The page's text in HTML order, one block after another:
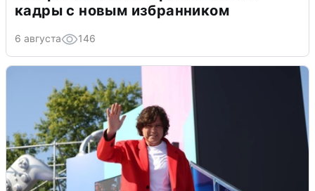
кадры с новым избранником
6 августа 146